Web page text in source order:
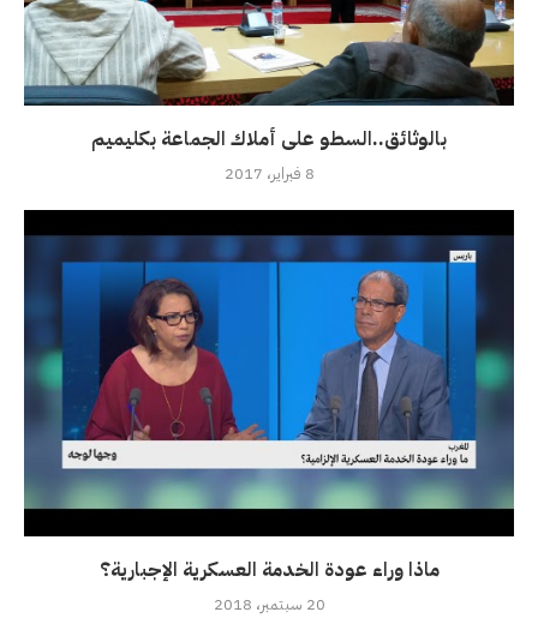
بالوثائق..السطو على أملاك الجماعة بكليميم
8 فبراير، 2017
ماذا وراء عودة الخدمة العسكرية الإجبارية؟
20 سبتمبر، 2018